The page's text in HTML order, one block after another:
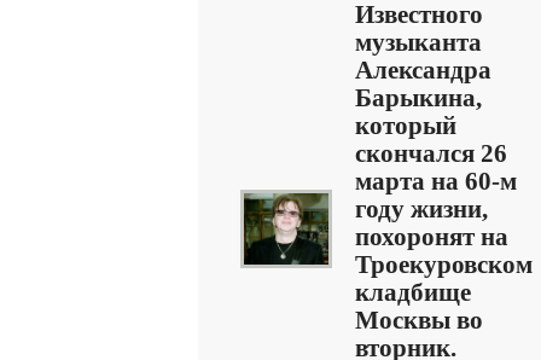
Известного
музыканта
Александра
Барыкина,
который
скончался 26
марта на 60-м
году жизни,
похоронят на
Троекуровском
кладбище
Москвы во
вторник.